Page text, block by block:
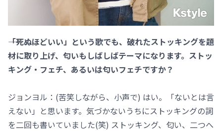
――「死ぬほどいい」という歌でも、破れたストッキングを題
材に取り上げ、匂いもしばしばテーマになります。ストッ
キング・フェチ、あるいは匂いフェチですか？
ジョンヨル：(苦笑しながら、小声で) はい。「ないとは言
えない」と思います。気づかないうちにストッキングの詞
を二回も書いていました(笑) ストッキング、匂い、二つへ